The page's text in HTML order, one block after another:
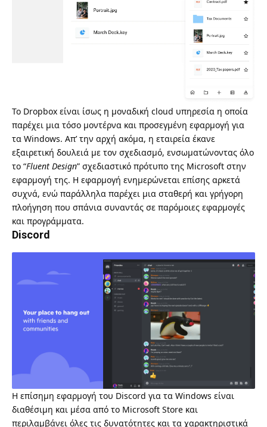
Το Dropbox είναι ίσως η μοναδική cloud υπηρεσία η οποία
παρέχει μια τόσο μοντέρνα και προσεγμένη εφαρμογή για
τα Windows. Απ’ την αρχή ακόμα, η εταιρεία έκανε
εξαιρετική δουλειά με τον σχεδιασμό, ενσωματώνοντας όλο
το “Fluent Design” σχεδιαστικό πρότυπο της Microsoft στην
εφαρμογή της. Η εφαρμογή ενημερώνεται επίσης αρκετά
συχνά, ενώ παράλληλα παρέχει μια σταθερή και γρήγορη
πλοήγηση που σπάνια συναντάς σε παρόμοιες εφαρμογές
και προγράμματα.
Discord
Η επίσημη εφαρμογή του Discord για τα Windows είναι
διαθέσιμη και μέσα από το Microsoft Store και
περιλαμβάνει όλες τις δυνατότητες και τα χαρακτηριστικά